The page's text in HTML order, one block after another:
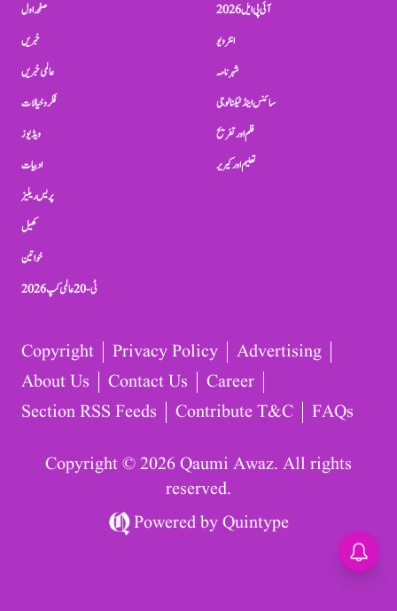
صفحہ اول
خبریں
عالمی خبریں
فکر و خیالات
ویڈیوز
ادبیات
پریس ریلیز
کھیل
خواتین
ٹی-20 عالمی کپ 2026
آئی پی ایل 2026
انٹرویو
شہرنامہ
سائنس اینڈ ٹیکنالوجی
فلم اور تفریح
تعلیم اور کیریر
Copyright Privacy Policy
Advertising
About Us
Contact Us
Career
Section RSS Feeds
Contribute T&C FAQs
Copyright © 2026 Qaumi Awaz. All rights
reserved.
Powered byQuintype